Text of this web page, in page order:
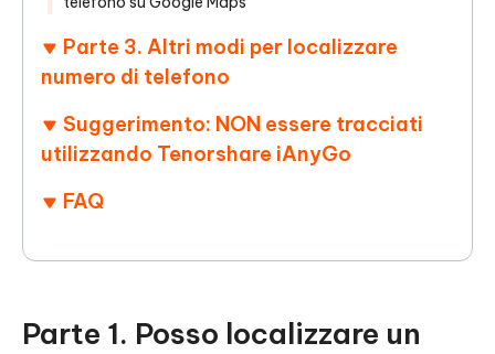
Parte 3. Altri modi per localizzare
numero di telefono
Suggerimento: NON essere tracciati
utilizzando Tenorshare iAnyGo
FAQ
Parte 1. Posso localizzare un